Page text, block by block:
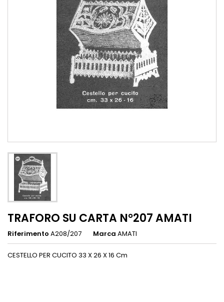
TRAFORO SU CARTA N°207 AMATI
Riferimento A208/207 Marca AMATI
CESTELLO PER CUCITO 33 X 26 X 16 Cm